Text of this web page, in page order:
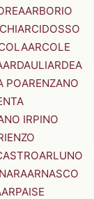
ARBORIO
ARCIDOSSO
ARCOLE
ARDAULIARDEA
POARENZANO
IRPINO
ARLUNO
ARNASCO
ARPAISE